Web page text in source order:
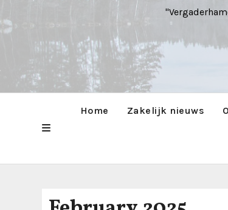
Home Zakelijk nieuws